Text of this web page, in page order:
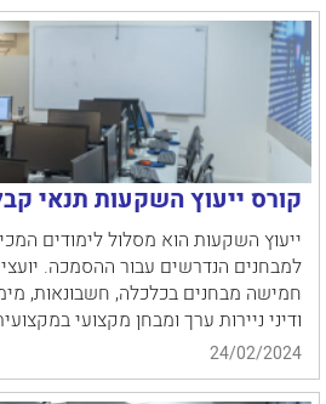
קורס ייעוץ השקעות תנאי
ייעוץ השקעות הוא מסלול לימודים
למבחנים הנדרשים עבור ההסמכה.
חמישה מבחנים בכלכלה, חשבונאות,
ודיני ניירות ערך ומבחן מקצועי
24/02/2024